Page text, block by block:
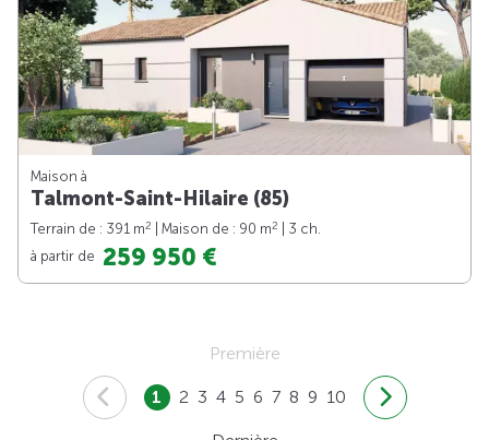
Maison à
Talmont-Saint-Hilaire (85)
Terrain de : 391 m2 | Maison de : 90 m2
| 3 ch.
à partir de 259 950 €
Première
1 2 3 4 5 6 7 8 9 10